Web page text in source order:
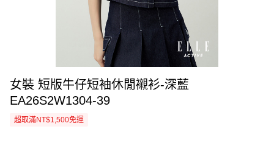
女裝 短版牛仔短袖休閒襯衫-深藍
EA26S2W1304-39
超取滿NT$1,500免運